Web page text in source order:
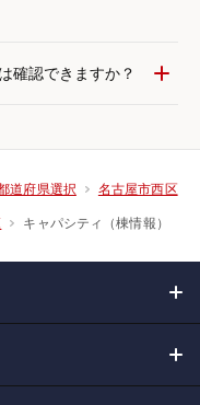
確認できますか？
道府県選択 名古屋市西区
キャパシティ（棟情報）